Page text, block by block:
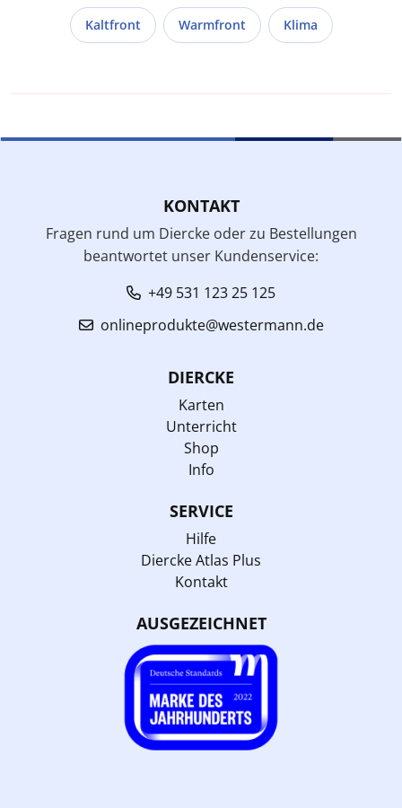
Kaltfront Warmfront Klima
KONTAKT
Fragen rund um Diercke oder zu Bestellungen
beantwortet unser Kundenservice:
+49 531 123 25 125
onlineprodukte@westermann.de
DIERCKE
Karten
Unterricht
Shop
Info
SERVICE
Hilfe
Diercke Atlas Plus
Kontakt
AUSGEZEICHNET